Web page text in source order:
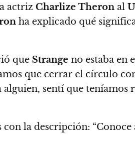
actriz Charlize Theron al
ha explicado qué
que Strange no estaba en
que cerrar el círculo
sentí que teníamos
la descripción: “Conoce